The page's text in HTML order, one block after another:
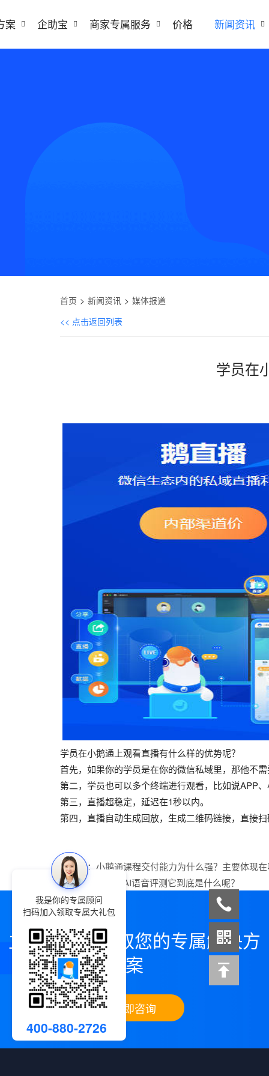
案 企助宝 商家专属服务 价格 新闻资讯
首页 新闻资讯
媒体报道
<< 点击返回列表
学员在
学员在小鹅通上观看直播有什么样的优势呢？
首先，如果你的学员是在你的微信私域里，那他不
第二，学员也可以多个终端进行观看，比如说APP
第三，直播超稳定，延迟在1秒以内。
第四，直播自动生成回放，生成二维码链接，直接
上一篇： 小鹅通课程交付能力为什么强？主要体现
下一篇：
小鹅通AI语音评测它到底是什么呢？
立即咨询，领取您的专属解决方
案
立即咨询
我是你的专属顾问
扫码加入领取专属大礼包
400-880-2726